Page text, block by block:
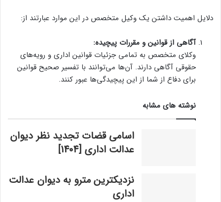
دلایل اهمیت داشتن یک وکیل متخصص در این موارد عبارتند از:
آگاهی از قوانین و مقررات پیچیده:
وکلای متخصص به تمامی جزئیات قوانین اداری و رویه‌های
حقوقی آگاهی دارند. آن‌ها می‌توانند با تفسیر صحیح قوانین
برای دفاع از شما از این پیچیدگی‌ها عبور کنند.
نوشته های مشابه
اسامی قضات تجدید نظر دیوان
عدالت اداری [1404]
نزدیکترین مترو به دیوان عدالت
اداری